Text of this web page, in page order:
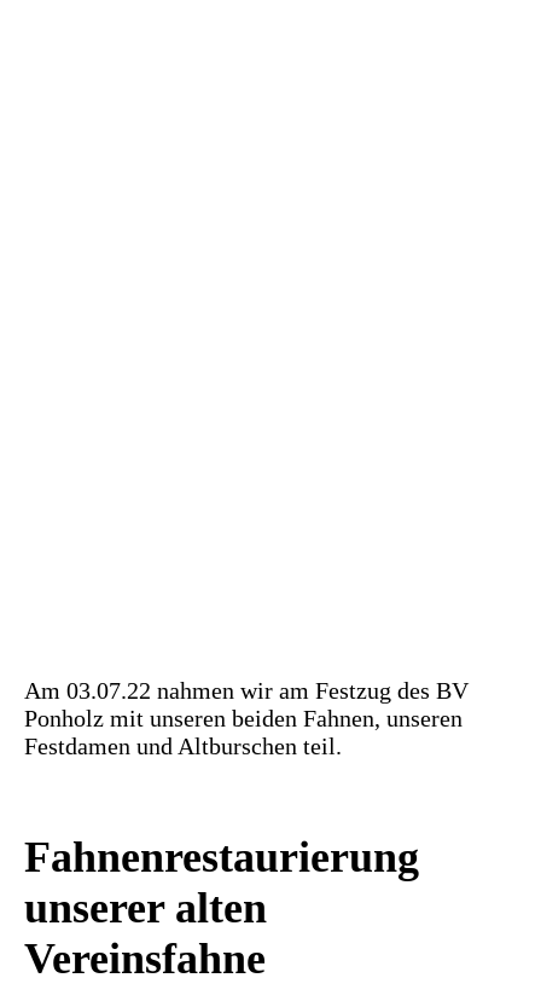
Am 03.07.22 nahmen wir am Festzug des BV
Ponholz mit unseren beiden Fahnen, unseren
Festdamen und Altburschen teil.
Fahnenrestaurierung
unserer alten
Vereinsfahne